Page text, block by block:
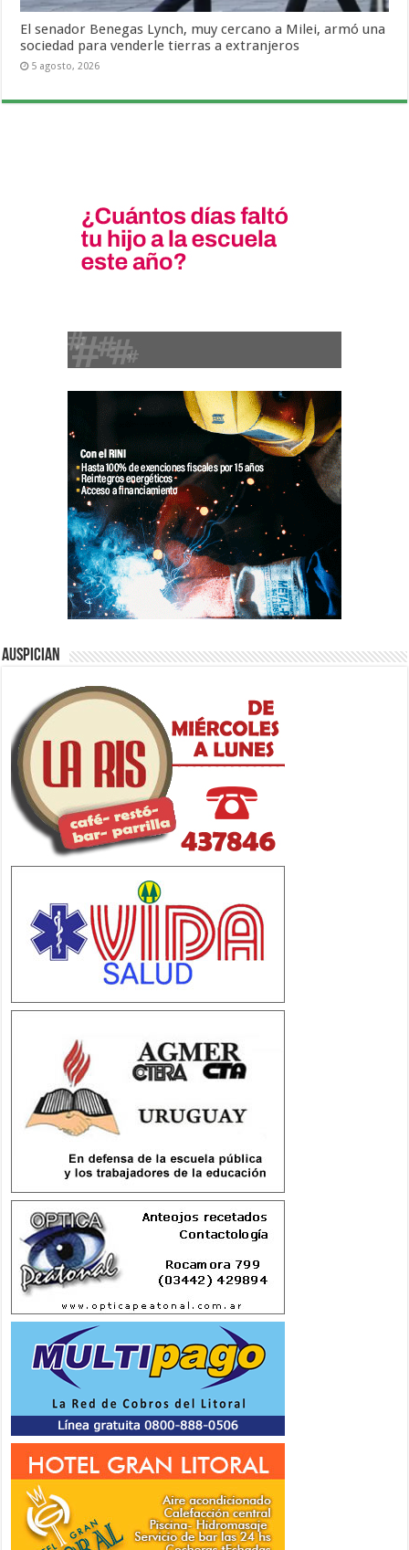
El senador Benegas Lynch, muy cercano a Milei, armó una
sociedad para venderle tierras a extranjeros
5 agosto, 2026
Auspician